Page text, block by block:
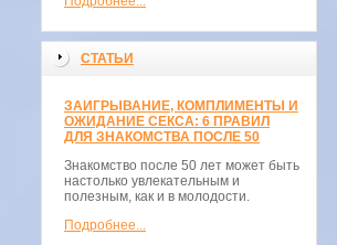
СТАТЬИ
ЗАИГРЫВАНИЕ, КОМПЛИМЕНТЫ И
ОЖИДАНИЕ СЕКСА: 6 ПРАВИЛ
ДЛЯ ЗНАКОМСТВА ПОСЛЕ 50
Знакомство после 50 лет может быть
настолько увлекательным и
полезным, как и в молодости.
Подробнее...